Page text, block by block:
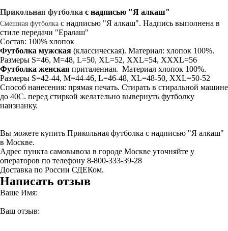
Прикольная футболка с надписью "Я алкаш"
Смешная футболка с надписью "Я алкаш". Надпись выполнена в
стиле передачи "Ералаш"
Состав: 100% хлопок
Футболка мужская (классическая). Материал: хлопок 100%.
Размеры S=46, M=48, L=50, XL=52, XXL=54, XXXL=56
Футболка женская приталенная. Материал хлопок 100%.
Размеры S=42-44, M=44-46, L=46-48, XL=48-50, XXL=50-52
Способ нанесения: прямая печать. Стирать в стиральной машине
до 40С. перед стиркой желательно вывернуть футболку
наизнанку.
Вы можете купить Прикольная футболка с надписью "Я алкаш"
в Москве.
Адрес пункта самовывоза в городе Москве уточняйте у
операторов по телефону 8-800-333-39-28
Доставка по России СДЕКом.
Написать отзыв
Ваше Имя:
Ваш отзыв: